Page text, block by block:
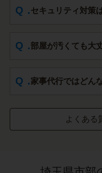
セキュリティ対策
部屋が汚くても大
家事代行ではどん
よくある